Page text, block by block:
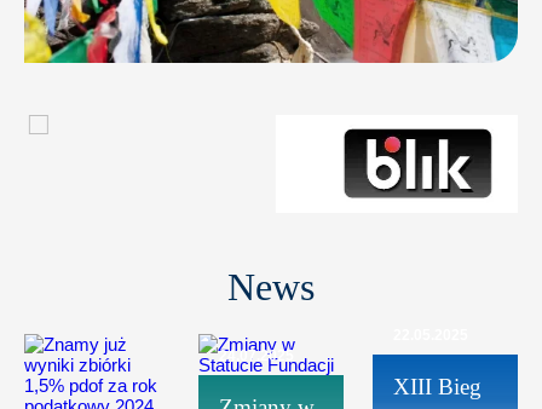
News
24.07.2025
XIII Bieg